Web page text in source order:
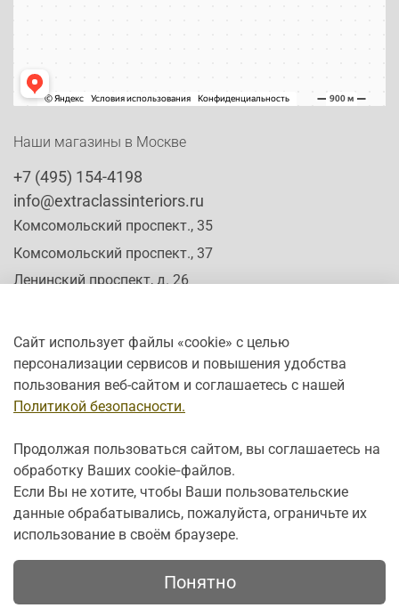
Наши магазины в Москве
+7 (495) 154-4198
info@extraclassinteriors.ru
Комсомольский проспект., 35
Комсомольский проспект., 37
Ленинский проспект, д. 26
Время работы:
Пн-Сб: c 10:00 - 20:00
Вс: с 12:00 - 19:00
Сайт использует файлы «cookie» с целью
персонализации сервисов и повышения удобства
пользования веб-сайтом и соглашаетесь с нашей
Политикой безопасности.
Продолжая пользоваться сайтом, вы соглашаетесь на
обработку Ваших cookie‑файлов.
Если Вы не хотите, чтобы Ваши пользовательские
данные обрабатывались, пожалуйста, ограничьте их
использование в своём браузере.
Понятно